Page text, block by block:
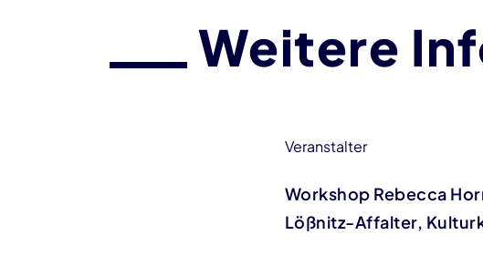
Weitere
Veranstalter
Workshop Rebecca
Lößnitz-Affalter,